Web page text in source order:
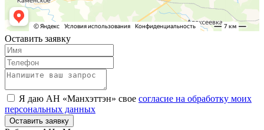
Оставить заявку
Я даю АН «Манхэттэн» свое согласие на обработку моих
персональных данных
Оставить заявку